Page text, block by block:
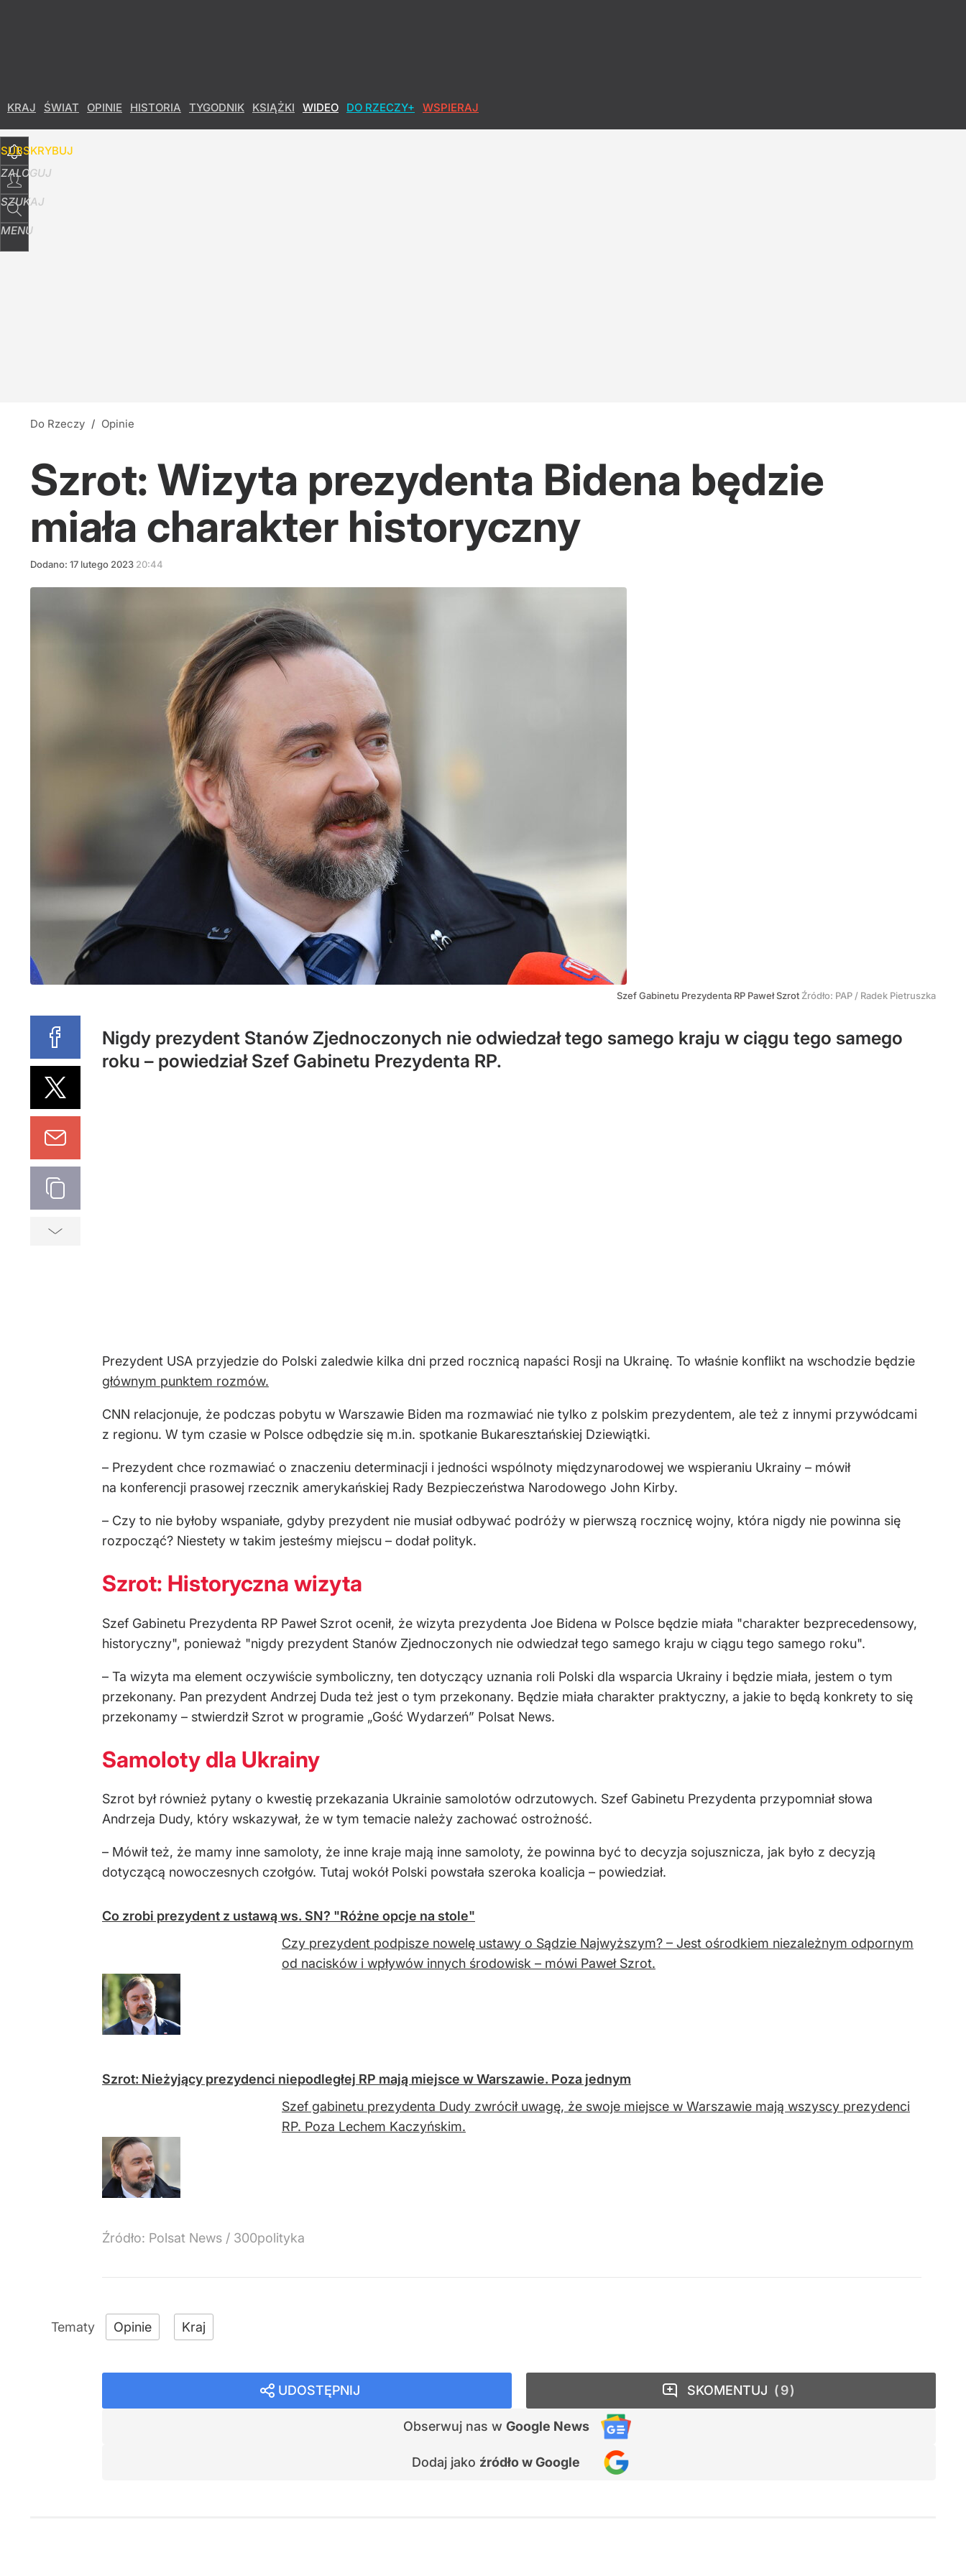
KRAJ ŚWIAT OPINIE HISTORIA TYGODNIK KSIĄŻKI WIDEO DO RZECZY+ WSPIERAJ
SUBSKRYBUJ
ZALOGUJ
SZUKAJ
MENU
Do Rzeczy / Opinie
Szrot: Wizyta prezydenta Bidena będzie
miała charakter historyczny
Dodano: 17 lutego 2023 20:44
Szef Gabinetu Prezydenta RP Paweł Szrot Źródło: PAP / Radek Pietruszka
Nigdy prezydent Stanów Zjednoczonych nie odwiedzał tego samego kraju w ciągu tego samego
roku – powiedział Szef Gabinetu Prezydenta RP.
Prezydent USA przyjedzie do Polski zaledwie kilka dni przed rocznicą napaści Rosji na Ukrainę. To właśnie konflikt na wschodzie będzie
głównym punktem rozmów.
CNN relacjonuje, że podczas pobytu w Warszawie Biden ma rozmawiać nie tylko z polskim prezydentem, ale też z innymi przywódcami
z regionu. W tym czasie w Polsce odbędzie się m.in. spotkanie Bukaresztańskiej Dziewiątki.
– Prezydent chce rozmawiać o znaczeniu determinacji i jedności wspólnoty międzynarodowej we wspieraniu Ukrainy – mówił
na konferencji prasowej rzecznik amerykańskiej Rady Bezpieczeństwa Narodowego John Kirby.
– Czy to nie byłoby wspaniałe, gdyby prezydent nie musiał odbywać podróży w pierwszą rocznicę wojny, która nigdy nie powinna się
rozpocząć? Niestety w takim jesteśmy miejscu – dodał polityk.
Szrot: Historyczna wizyta
Szef Gabinetu Prezydenta RP Paweł Szrot ocenił, że wizyta prezydenta Joe Bidena w Polsce będzie miała "charakter bezprecedensowy,
historyczny", ponieważ "nigdy prezydent Stanów Zjednoczonych nie odwiedzał tego samego kraju w ciągu tego samego roku".
– Ta wizyta ma element oczywiście symboliczny, ten dotyczący uznania roli Polski dla wsparcia Ukrainy i będzie miała, jestem o tym
przekonany. Pan prezydent Andrzej Duda też jest o tym przekonany. Będzie miała charakter praktyczny, a jakie to będą konkrety to się
przekonamy – stwierdził Szrot w programie „Gość Wydarzeń” Polsat News.
Samoloty dla Ukrainy
Szrot był również pytany o kwestię przekazania Ukrainie samolotów odrzutowych. Szef Gabinetu Prezydenta przypomniał słowa
Andrzeja Dudy, który wskazywał, że w tym temacie należy zachować ostrożność.
– Mówił też, że mamy inne samoloty, że inne kraje mają inne samoloty, że powinna być to decyzja sojusznicza, jak było z decyzją
dotyczącą nowoczesnych czołgów. Tutaj wokół Polski powstała szeroka koalicja – powiedział.
Co zrobi prezydent z ustawą ws. SN? "Różne opcje na stole"
Czy prezydent podpisze nowelę ustawy o Sądzie Najwyższym? – Jest ośrodkiem niezależnym odpornym
od nacisków i wpływów innych środowisk – mówi Paweł Szrot.
Szrot: Nieżyjący prezydenci niepodległej RP mają miejsce w Warszawie. Poza jednym
Szef gabinetu prezydenta Dudy zwrócił uwagę, że swoje miejsce w Warszawie mają wszyscy prezydenci
RP. Poza Lechem Kaczyńskim.
Źródło: Polsat News / 300polityka
Opinie Kraj
UDOSTĘPNIJ
Obserwuj nas w Google News
Dodaj jako źródło w Google
SKOMENTUJ 9